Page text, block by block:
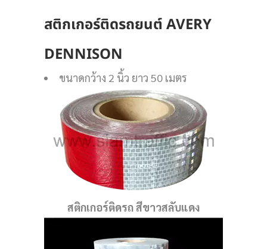
สติกเกอร์ติดรถยนต์AVERY
DENNISON
ขนาดกว้าง 2 นิ้ว ยาว 50 เมตร
สติกเกอร์ติดรถ สีขาวสลับแดง